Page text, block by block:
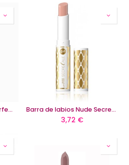
Barra de Labios Mate Perfect Long Lasting Barra de labios Nude Secretale
3,72 €